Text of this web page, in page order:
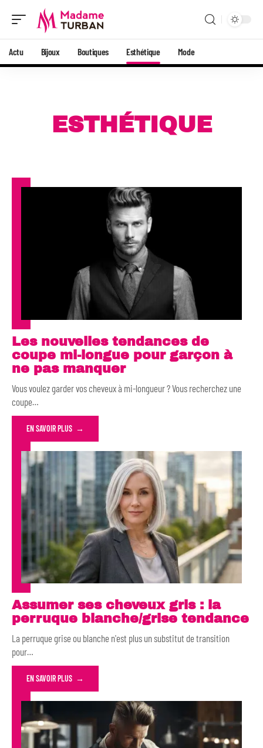
Actu Bijoux Boutiques Esthétique Mode
ESTHÉTIQUE
Les nouvelles tendances de
coupe mi-longue pour garçon à
ne pas manquer
Vous voulez garder vos cheveux à mi-longueur ? Vous recherchez une
coupe…
EN SAVOIR PLUS
Assumer ses cheveux gris : la
perruque blanche/grise tendance
La perruque grise ou blanche n'est plus un substitut de transition
pour…
EN SAVOIR PLUS